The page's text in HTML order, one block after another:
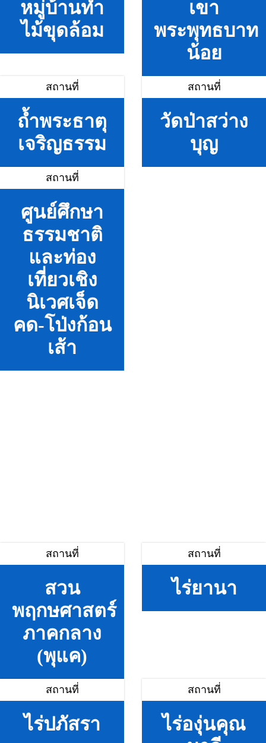
หมู่บ้านทำ
ไม้ขุดล้อม
เขา
พระพุทธบาท
น้อย
สถานที่
ถ้ำพระธาตุ
เจริญธรรม
สถานที่
วัดป่าสว่าง
บุญ
สถานที่
ศูนย์ศึกษา
ธรรมชาติ
และท่อง
เที่ยวเชิง
นิเวศเจ็ด
คด-โป่งก้อน
เส้า
สถานที่
สวน
พฤกษศาสตร์
ภาคกลาง
(พุแค)
สถานที่
ไร่ยานา
สถานที่
ไร่ปภัสรา
สถานที่
ไร่องุ่นคุณ